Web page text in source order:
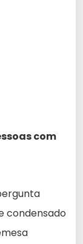
com
condensado